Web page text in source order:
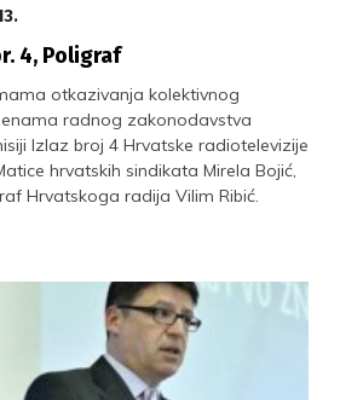
4, Poligraf
otkazivanja kolektivnog
radnog zakonodavstva
Izlaz broj 4 Hrvatske radiotelevizije
hrvatskih sindikata Mirela Bojić,
Hrvatskoga radija Vilim Ribić.